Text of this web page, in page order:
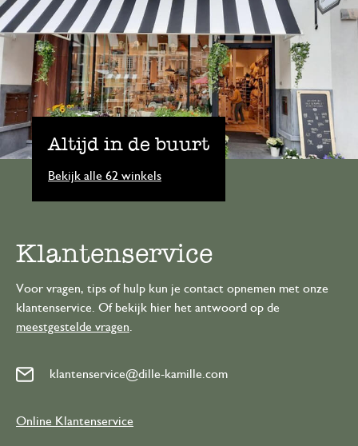
Altijd in de buurt
Bekijk alle 62 winkels
Klantenservice
Voor vragen, tips of hulp kun je contact opnemen met onze
klantenservice. Of bekijk hier het antwoord op de
meestgestelde vragen
klantenservice@dille-kamille.com
Online Klantenservice